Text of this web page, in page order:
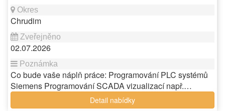
Chrudim
02.07.2026
Co bude vaše náplň práce: Programování PLC systémů
Siemens Programování SCADA vizualizací např.…
Detail nabídky